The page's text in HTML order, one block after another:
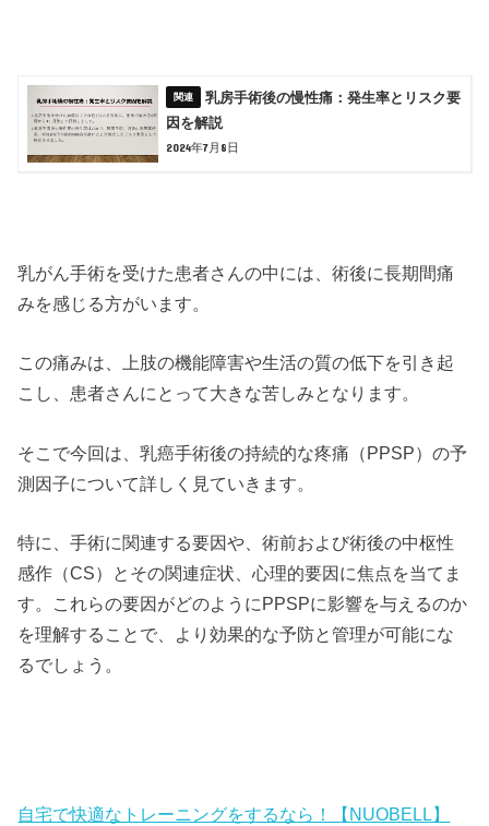
乳房手術後の慢性痛：発生率とリスク要
因を解説
2024年7月8日
乳がん手術を受けた患者さんの中には、術後に長期間痛
みを感じる方がいます。
この痛みは、上肢の機能障害や生活の質の低下を引き起
こし、患者さんにとって大きな苦しみとなります。
そこで今回は、乳癌手術後の持続的な疼痛（PPSP）の予
測因子について詳しく見ていきます。
特に、手術に関連する要因や、術前および術後の中枢性
感作（CS）とその関連症状、心理的要因に焦点を当てま
す。これらの要因がどのようにPPSPに影響を与えるのか
を理解することで、より効果的な予防と管理が可能にな
るでしょう。
自宅で快適なトレーニングをするなら！【NUOBELL】